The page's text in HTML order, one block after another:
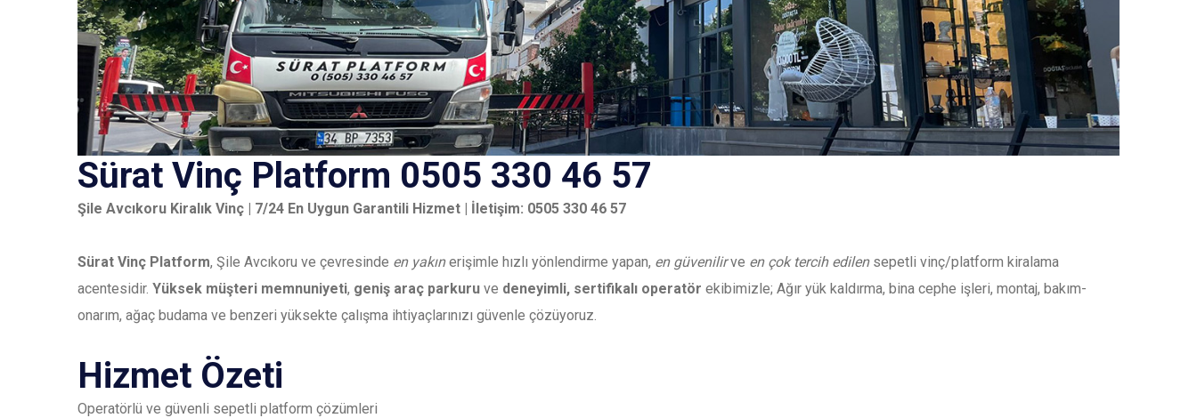
Sürat Vinç Platform 0505 330 46 57
Şile Avcıkoru Kiralık Vinç | 7/24 En Uygun Garantili Hizmet | İletişim: 0505 330 46 57
Sürat Vinç Platform, Şile Avcıkoru ve çevresinde en yakınerişimle hızlı yönlendirme yapan, en güvenilirve en çok tercih edilensepetli vinç/platform kiralama
acentesidir. Yüksek müşteri memnuniyeti, geniş araç parkuru ve deneyimli, sertifikalı operatör ekibimizle; Ağır yük kaldırma, bina cephe işleri, montaj, bakım-
onarım, ağaç budama ve benzeri yüksekte çalışma ihtiyaçlarınızı güvenle çözüyoruz.
Hizmet Özeti
Operatörlü ve güvenli sepetli platform çözümleri